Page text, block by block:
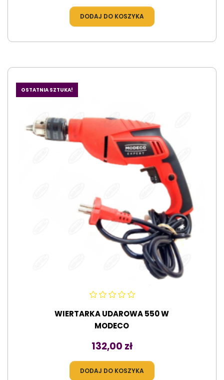
DODAJ DO KOSZYKA
OSTATNIA SZTUKA!
WIERTARKA UDAROWA 550 W
MODECO
Cena
132,00 zł
DODAJ DO KOSZYKA